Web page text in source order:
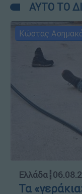
ΑΥΤΟ ΤΟ
Κώστας
Ελλάδα┋
Τα